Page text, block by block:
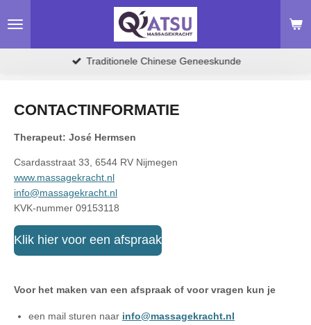
direct
Traditionele Chinese Geneeskunde
CONTACTINFORMATIE
Therapeut: José Hermsen
Csardasstraat 33, 6544 RV Nijmegen
www.massagekracht.nl
info@massagekracht.nl
KVK-nummer 09153118
Klik hier voor een afspraak
Voor het maken van een afspraak of voor vragen kun je
een mail sturen naar info@massagekracht.nl